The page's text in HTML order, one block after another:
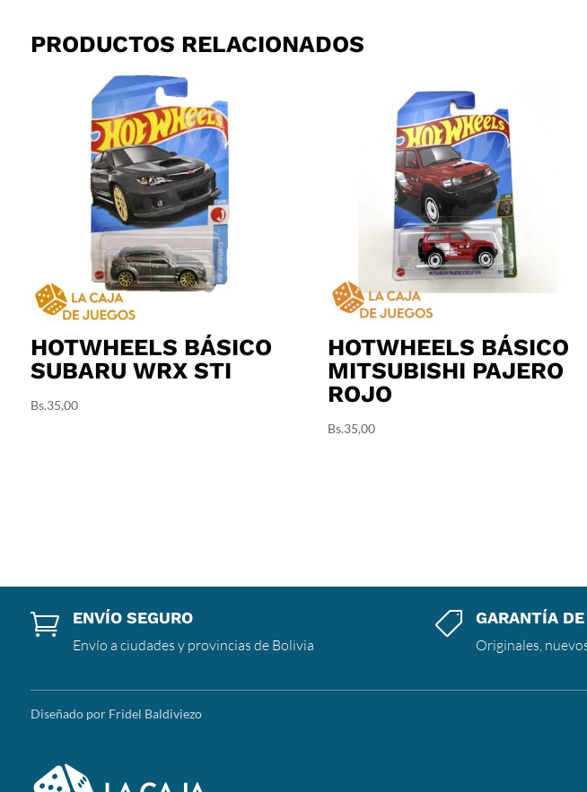
PRODUCTOS RELACIONADOS
HOTWHEELS BÁSICO
SUBARU WRX STI
Bs.35,00
HOTWHEELS BÁSICO
MITSUBISHI PAJERO
ROJO
Bs.35,00
 ENVÍO SEGURO
Envío a ciudades y provincias de Bolivia
 GARANTÍA
Originales,
Diseñado por Fridel Baldiviezo